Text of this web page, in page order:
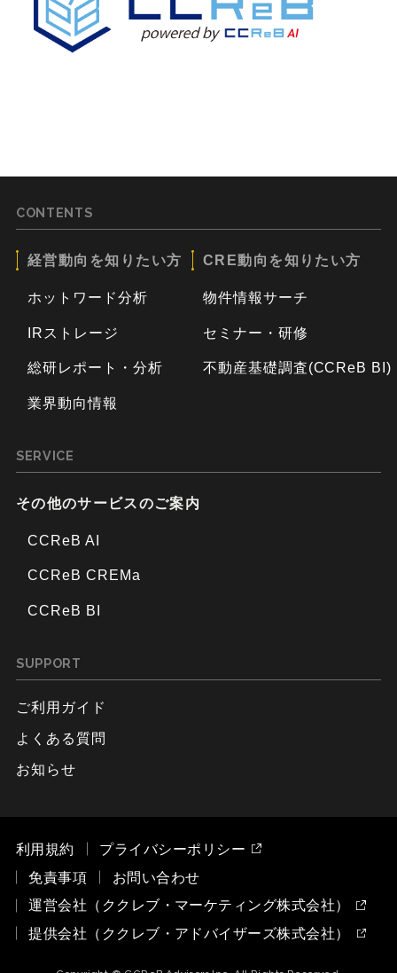
CONTENTS
経営動向を知りたい方
ホットワード分析
IRストレージ
総研レポート・分析
業界動向情報
CRE動向を知りたい方
物件情報サーチ
セミナー・研修
不動産基礎調査(CCReB BI)
SERVICE
その他のサービスのご案内
CCReB AI
CCReB CREMa
CCReB BI
SUPPORT
ご利用ガイド
よくある質問
お知らせ
利用規約
プライバシーポリシー
免責事項
お問い合わせ
運営会社（ククレブ・マーケティング株式会社）
提供会社（ククレブ・アドバイザーズ株式会社）